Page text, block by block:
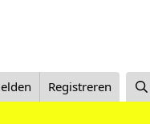
Registreren